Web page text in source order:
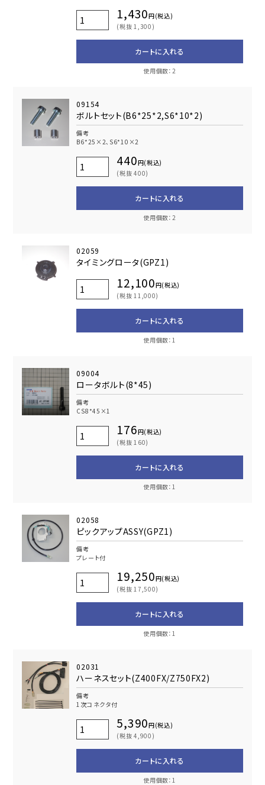
1,430円(税込)
(税抜 1,300)
カートに入れる
使用個数：2
09154
ボルトセット(B6*25*2,S6*10*2)
備考
B6*25×2､S6*10×2
440円(税込)
(税抜 400)
カートに入れる
使用個数：2
02059
タイミングロータ(GPZ1)
12,100円(税込)
(税抜 11,000)
カートに入れる
使用個数：1
09004
ロータボルト(8*45)
備考
CS8*45×1
176円(税込)
(税抜 160)
カートに入れる
使用個数：1
02058
ピックアップASSY(GPZ1)
備考
プレート付
19,250円(税込)
(税抜 17,500)
カートに入れる
使用個数：1
02031
ハーネスセット(Z400FX/Z750FX2)
備考
1次コネクタ付
5,390円(税込)
(税抜 4,900)
カートに入れる
使用個数：1